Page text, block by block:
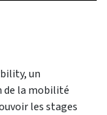
un
la mobilité
les stages